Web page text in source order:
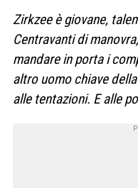
Zirkzee è giovane,
Centravanti di
mandare in porta i
altro uomo chiave
alle tentazioni. E alle